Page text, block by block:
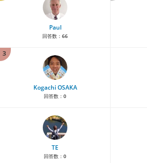
Paul
回答数： 66
3
Kogachi OSAKA
回答数： 0
TE
回答数： 0